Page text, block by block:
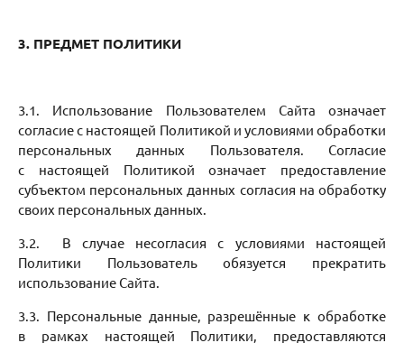
3. ПРЕДМЕТ ПОЛИТИКИ
3.1. Использование Пользователем Сайта означает
согласие с настоящей Политикой и условиями обработки
персональных данных Пользователя. Согласие
с настоящей Политикой означает предоставление
субъектом персональных данных согласия на обработку
своих персональных данных.
3.2. В случае несогласия с условиями настоящей
Политики Пользователь обязуется прекратить
использование Сайта.
3.3. Персональные данные, разрешённые к обработке
в рамках настоящей Политики, предоставляются